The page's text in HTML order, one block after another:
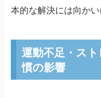
本的な解決には向かい
運動不足・ス
慣の影響